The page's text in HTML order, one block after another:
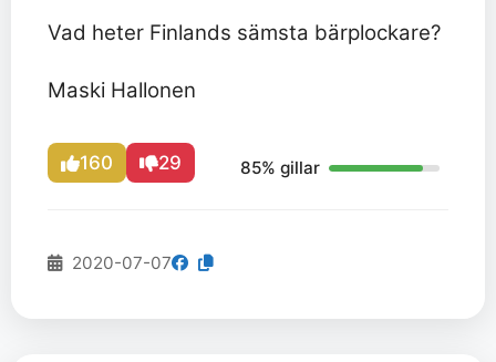
Vad heter Finlands sämsta bärplockare?
Maski Hallonen
160 29 85% gillar
2020-07-07